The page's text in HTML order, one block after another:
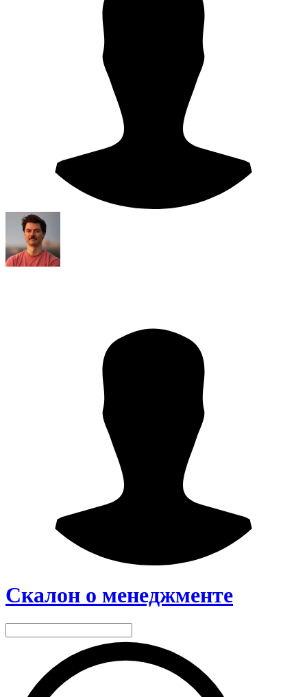
Скалон о менеджменте